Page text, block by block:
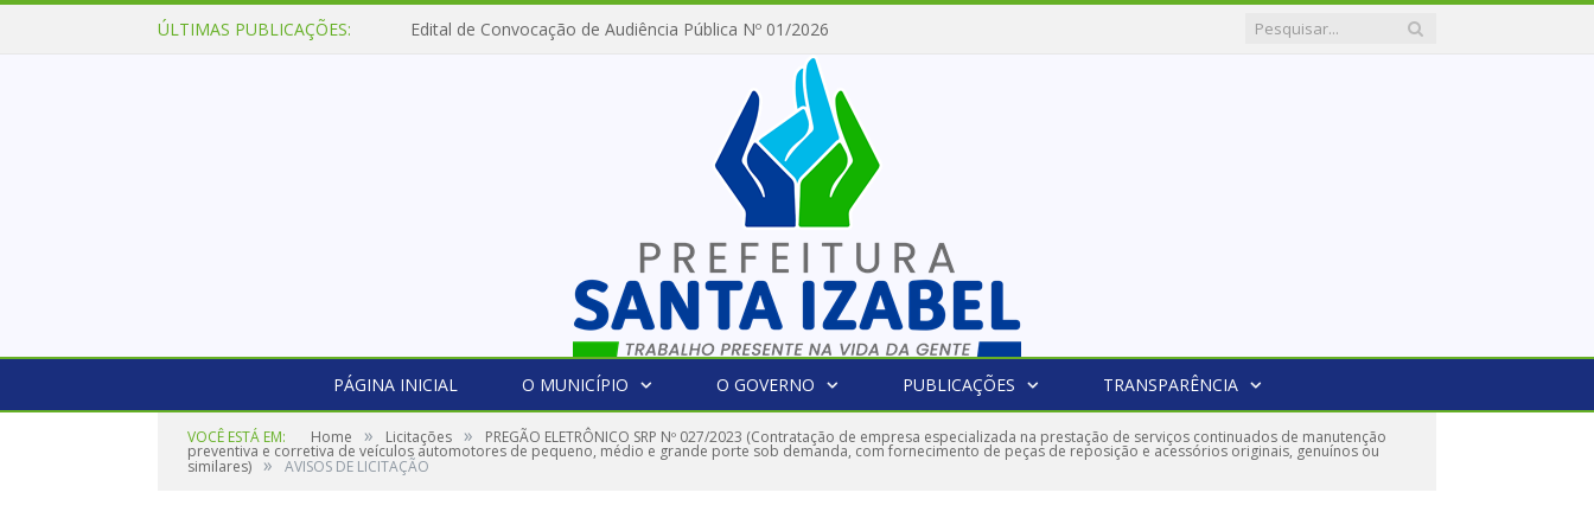
ÚLTIMAS PUBLICAÇÕES: Edital de Convocação de Audiência Pública Nº 01/2026
PÁGINA INICIAL O MUNICÍPIO O GOVERNO PUBLICAÇÕES TRANSPARÊNCIA
VOCÊ ESTÁ EM: Home » Licitações » PREGÃO ELETRÔNICO SRP Nº 027/2023 (Contratação de empresa especializada na prestação de serviços continuados de manutenção
preventiva e corretiva de veículos automotores de pequeno, médio e grande porte sob demanda, com fornecimento de peças de reposição e acessórios originais, genuínos ou
similares) » AVISOS DE LICITAÇÃO